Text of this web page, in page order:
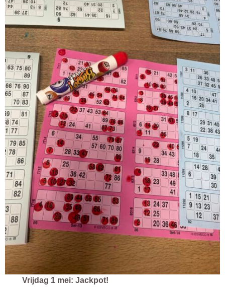
Vrijdag 1 mei: Jackpot!